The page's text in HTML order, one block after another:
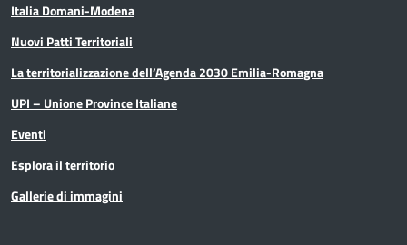
Italia Domani-Modena
Nuovi Patti Territoriali
La territorializzazione dell’Agenda 2030 Emilia-Romagna
UPI – Unione Province Italiane
Eventi
Esplora il territorio
Gallerie di immagini